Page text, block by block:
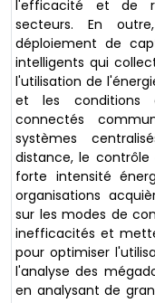
l'efficacité et de
secteurs. En
déploiement de
intelligents qui
l'utilisation de
et les conditions
connectés
systèmes
distance, le
forte intensité
organisations
sur les modes de
inefficacités et
pour optimiser
l'analyse des
en analysant de